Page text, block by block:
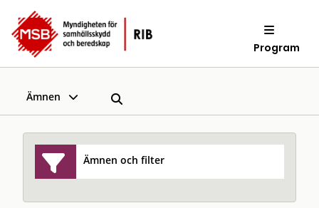
Program
Ämnen
Ämnen och filter